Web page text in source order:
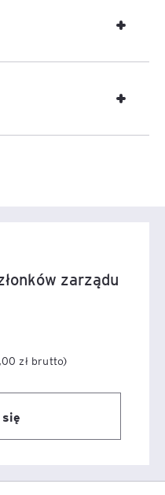
zarządu
zł brutto)